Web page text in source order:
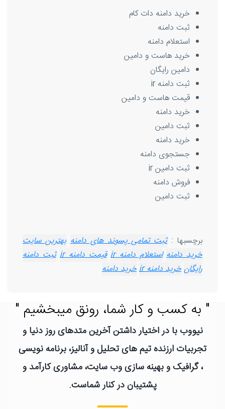
خرید دامنه دات کام
ثبت دامنه
استعلام دامنه
خرید هاست و دامین
دامین رایگان
ثبت دامنه ir
قیمت هاست و دامین
خرید دامنه
ثبت دامین
خرید دامنه
جستجوی دامنه
ثبت دامین ir
فروش دامنه
ثبت دامین
برچسبها :ثبت تمامی پسوند های دامنه بهترین سایت
خرید دامنه استعلام دامنه ir قیمت دامنه ir
ثبت دامنه
رایگانخرید دامنه ir خرید دامنه
" به کسب و کار شما، رونق میبخشیم "
نیووب با در اختیار داشتن آخرین متدهای روز دنیا و
تجربیات ارزنده تیم های تحلیل و آنالیز، برنامه نویسی
، گرافیک و بهینه سازی وب سایت، مشاوری کارآمد و
پشتیبان در کنار شماست.